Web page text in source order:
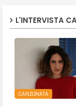
L'INTERVISTA
CANZONATA